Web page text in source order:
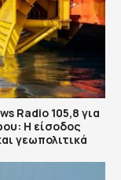
Radio 105,8 για
Η είσοδος
γεωπολιτικά